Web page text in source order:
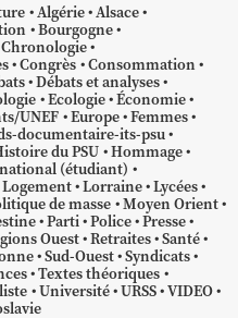
Algérie Alsace
Bourgogne
Chronologie
Congrès Consommation
Débats et analyses
Ecologie Économie
UNEF Europe Femmes
documentaire-its-psu
du PSU Hommage
(étudiant)
Logement Lorraine Lycées
de masse Moyen Orient
Parti Police Presse
Ouest Retraites Santé
Sud-Ouest Syndicats
Textes théoriques
Université URSS VIDEO